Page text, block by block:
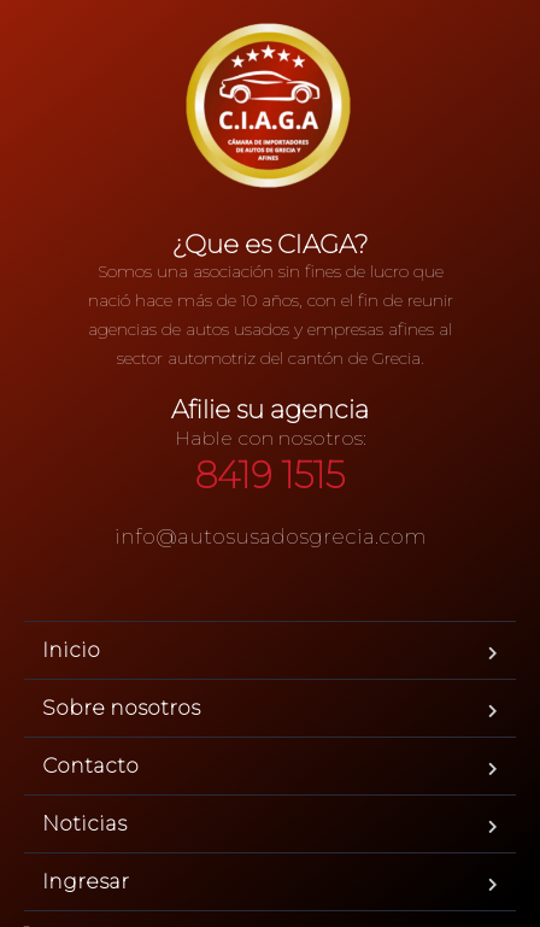
¿Que es CIAGA?
Somos una asociación sin fines de lucro que
nació hace más de 10 años, con el fin de reunir
agencias de autos usados y empresas afines al
sector automotriz del cantón de Grecia.
Afilie su agencia
Hable con nosotros:
8419 1515
info@autosusadosgrecia.com
Inicio
Sobre nosotros
Contacto
Noticias
Ingresar